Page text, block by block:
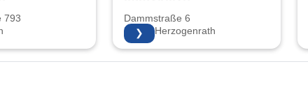
793
Dammstraße 6
52134 Herzogenrath
❯